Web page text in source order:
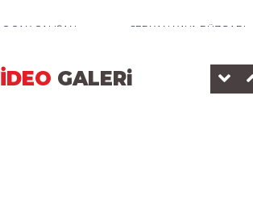
OCAK ÇALIŞAN
SERKAN KAYA RÜZGARI
GALERi